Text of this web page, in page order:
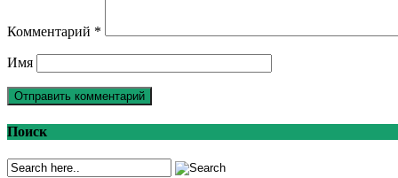
Комментарий *
Имя
Поиск